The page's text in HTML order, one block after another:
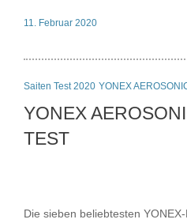
11. Februar 2020
Saiten Test 2020 YONEX
YONEX
TEST
Die sieben beliebtesten